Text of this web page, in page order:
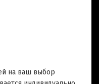
на ваш выбор